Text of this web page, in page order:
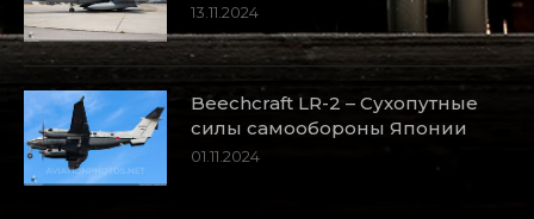
13.11.2024
Beechcraft LR-2 – Сухопутные
силы самообороны Японии
01.11.2024